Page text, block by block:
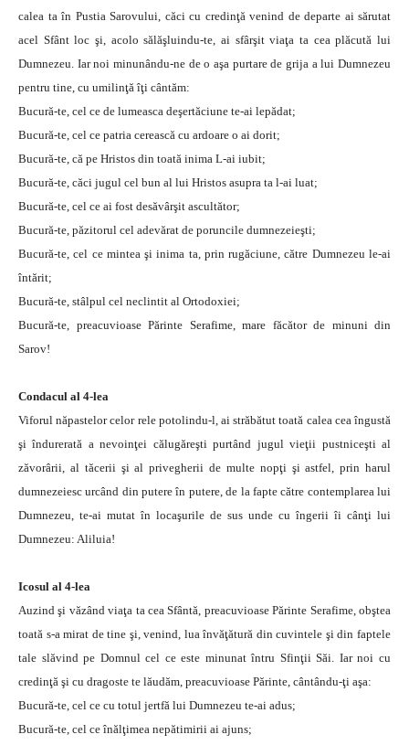
calea ta în Pustia Sarovului, căci cu credinţă venind de departe ai sărutat
acel Sfânt loc şi, acolo sălăşluindu-te, ai sfârşit viaţa ta cea plăcută lui
Dumnezeu. Iar noi minunându-ne de o aşa purtare de grija a lui Dumnezeu
pentru tine, cu umilinţă îţi cântăm:
Bucură-te, cel ce de lumeasca deşertăciune te-ai lepădat;
Bucură-te, cel ce patria cerească cu ardoare o ai dorit;
Bucură-te, că pe Hristos din toată inima L-ai iubit;
Bucură-te, căci jugul cel bun al lui Hristos asupra ta l-ai luat;
Bucură-te, cel ce ai fost desăvârşit ascultător;
Bucură-te, păzitorul cel adevărat de poruncile dumnezeieşti;
Bucură-te, cel ce mintea şi inima ta, prin rugăciune, către Dumnezeu le-ai
întărit;
Bucură-te, stâlpul cel neclintit al Ortodoxiei;
Bucură-te, preacuvioase Părinte Serafime, mare făcător de minuni din
Sarov!
Condacul al 4-lea
Viforul năpastelor celor rele potolindu-l, ai străbătut toată calea cea îngustă
şi îndurerată a nevoinţei călugăreşti purtând jugul vieţii pustniceşti al
zăvorârii, al tăcerii şi al privegherii de multe nopţi şi astfel, prin harul
dumnezeiesc urcând din putere în putere, de la fapte către contemplarea lui
Dumnezeu, te-ai mutat în locaşurile de sus unde cu îngerii îi cânţi lui
Dumnezeu: Aliluia!
Icosul al 4-lea
Auzind şi văzând viaţa ta cea Sfântă, preacuvioase Părinte Serafime, obştea
toată s-a mirat de tine şi, venind, lua învăţătură din cuvintele şi din faptele
tale slăvind pe Domnul cel ce este minunat întru Sfinţii Săi. Iar noi cu
credinţă şi cu dragoste te lăudăm, preacuvioase Părinte, cântându-ţi aşa:
Bucură-te, cel ce cu totul jertfă lui Dumnezeu te-ai adus;
Bucură-te, cel ce înălţimea nepătimirii ai ajuns;